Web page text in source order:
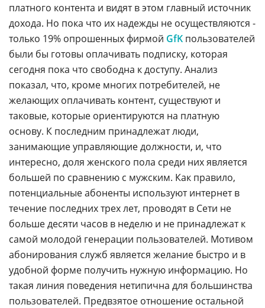
платного контента и видят в этом главный источник
дохода. Но пока что их надежды не осуществляются -
только 19% опрошенных фирмой GfK пользователей
были бы готовы оплачивать подписку, которая
сегодня пока что свободна к доступу. Анализ
показал, что, кроме многих потребителей, не
желающих оплачивать контент, существуют и
таковые, которые ориентируются на платную
основу. К последним принадлежат люди,
занимающие управляющие должности, и, что
интересно, доля женского пола среди них является
большей по сравнению с мужским. Как правило,
потенциальные абоненты используют интернет в
течение последних трех лет, проводят в Сети не
больше десяти часов в неделю и не принадлежат к
самой молодой генерации пользователей. Мотивом
абонирования служб является желание быстро и в
удобной форме получить нужную информацию. Но
такая линия поведения нетипична для большинства
пользователей. Предвзятое отношение остальной